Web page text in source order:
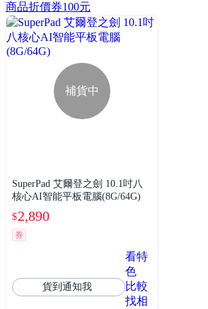
商品折價券100元
補貨中
SuperPad 艾爾登之劍 10.1吋八
核心AI智能平板電腦(8G/64G)
$2,890
券
貨到通知我
看特
色
比較
找相